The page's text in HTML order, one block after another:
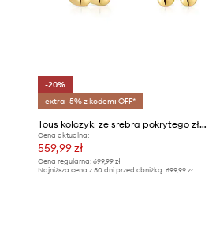
-20%
extra -5% z kodem: OFF*
Tous kolczyki ze srebra pokrytego złotem Bold Bear Gem
Cena aktualna:
559,99 zł
Cena regularna: 699,99 zł
Najniższa cena z 30 dni przed obniżką: 699,99 zł